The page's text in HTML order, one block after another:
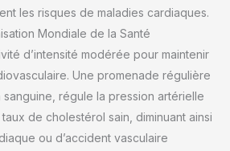
les risques de maladies cardiaques.
Mondiale de la Santé
d’intensité modérée pour maintenir
Une promenade régulière
sanguine, régule la pression artérielle
de cholestérol sain, diminuant ainsi
ou d’accident vasculaire